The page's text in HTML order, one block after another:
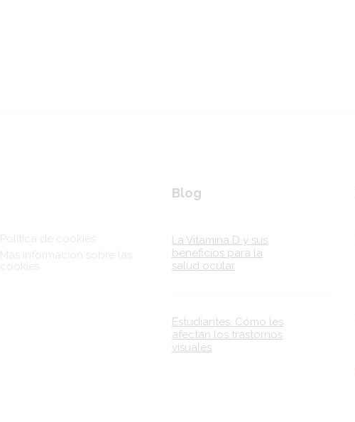
Política de cookies
Más información sobre las
cookies
Blog
La Vitamina D y sus
beneficios para la
salud ocular
Estudiantes. Cómo les
afectan los trastornos
visuales